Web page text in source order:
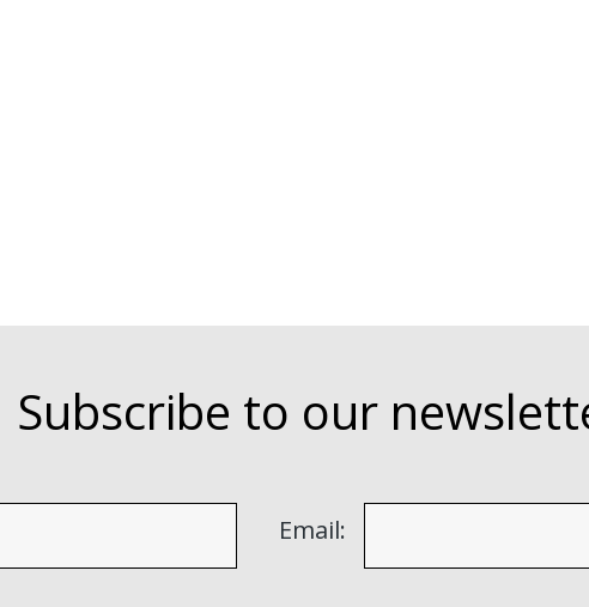
Subscribe to our
Email: